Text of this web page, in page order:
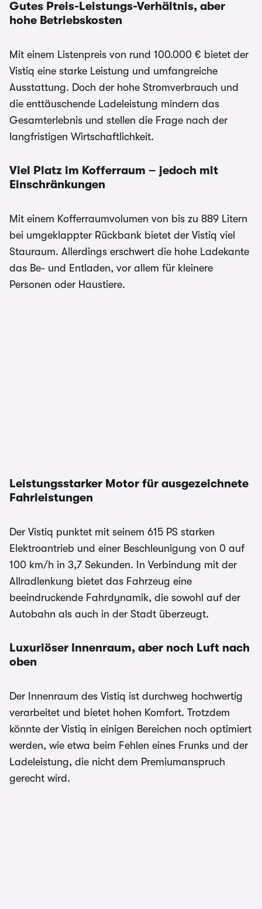
Gutes Preis-Leistungs-Verhältnis, aber
hohe Betriebskosten
Mit einem Listenpreis von rund 100.000 € bietet der
Vistiq eine starke Leistung und umfangreiche
Ausstattung. Doch der hohe Stromverbrauch und
die enttäuschende Ladeleistung mindern das
Gesamterlebnis und stellen die Frage nach der
langfristigen Wirtschaftlichkeit.
Viel Platz im Kofferraum – jedoch mit
Einschränkungen
Mit einem Kofferraumvolumen von bis zu 889 Litern
bei umgeklappter Rückbank bietet der Vistiq viel
Stauraum. Allerdings erschwert die hohe Ladekante
das Be- und Entladen, vor allem für kleinere
Personen oder Haustiere.
Leistungsstarker Motor für ausgezeichnete
Fahrleistungen
Der Vistiq punktet mit seinem 615 PS starken
Elektroantrieb und einer Beschleunigung von 0 auf
100 km/h in 3,7 Sekunden. In Verbindung mit der
Allradlenkung bietet das Fahrzeug eine
beeindruckende Fahrdynamik, die sowohl auf der
Autobahn als auch in der Stadt überzeugt.
Luxuriöser Innenraum, aber noch Luft nach
oben
Der Innenraum des Vistiq ist durchweg hochwertig
verarbeitet und bietet hohen Komfort. Trotzdem
könnte der Vistiq in einigen Bereichen noch optimiert
werden, wie etwa beim Fehlen eines Frunks und der
Ladeleistung, die nicht dem Premiumanspruch
gerecht wird.